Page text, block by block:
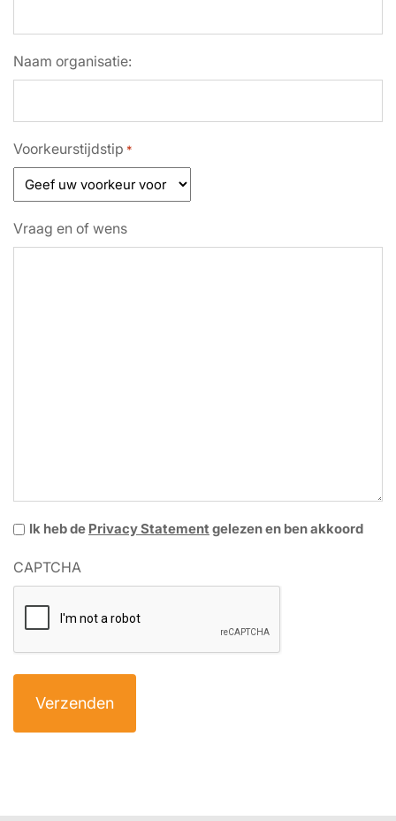
Naam organisatie:
Voorkeurstijdstip *
Vraag en of wens
Privacy
*
Ik heb de Privacy Statement gelezen en ben akkoord
CAPTCHA